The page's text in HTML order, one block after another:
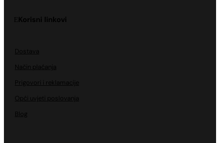
Korisni linkovi
Dostava
Način plaćanja
Prigovori i reklamacije
Opći uvjeti poslovanja
Blog